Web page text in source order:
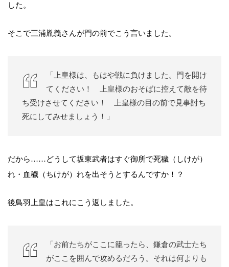
した。
そこで三浦胤義さんが門の前でこう言いました。
「上皇様は、もはや戦に負けました。門を開け
てください！ 上皇様のおそばに控えて敵を待
ち受けさせてください！ 上皇様の目の前で見事討ち
死にしてみせましょう！」
だから……どうして坂東武者はすぐ御所で死穢（しけが）
れ・血穢（ちけが）れを出そうとするんですか！？
後鳥羽上皇はこれにこう返しました。
「お前たちがここに籠ったら、鎌倉の武士たち
がここを囲んで攻めるだろう。それは何よりも